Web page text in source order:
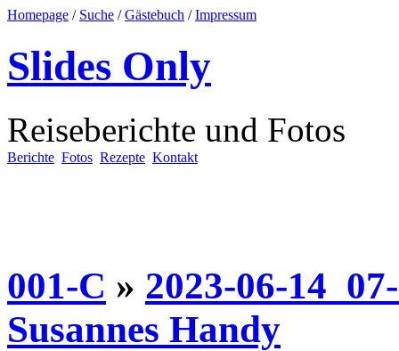
Homepage / Suche /Gästebuch /Impressum
Slides Only
Reiseberichte und Fotos
Berichte Fotos Rezepte Kontakt
001-C » 2023-06-
Susannes Handy